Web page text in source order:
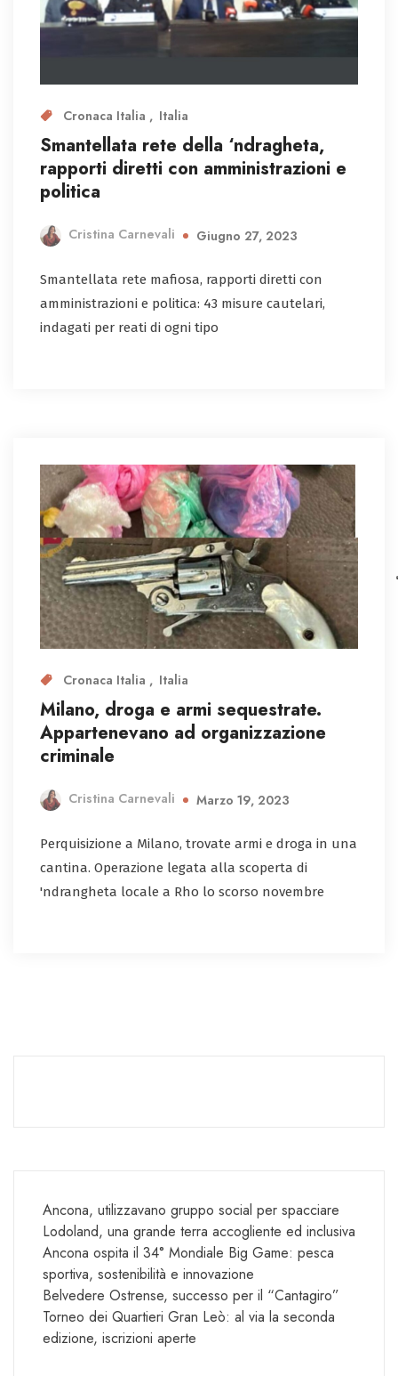
Cronaca Italia Italia
Smantellata rete della ‘ndragheta,
rapporti diretti con amministrazioni e
politica
Cristina Carnevali Giugno 27, 2023
Smantellata rete mafiosa, rapporti diretti con
amministrazioni e politica: 43 misure cautelari,
indagati per reati di ogni tipo
Cronaca Italia Italia
Milano, droga e armi sequestrate.
Appartenevano ad organizzazione
criminale
Cristina Carnevali Marzo 19, 2023
Perquisizione a Milano, trovate armi e droga in una
cantina. Operazione legata alla scoperta di
'ndrangheta locale a Rho lo scorso novembre
Ancona, utilizzavano gruppo social per spacciare
Lodoland, una grande terra accogliente ed inclusiva
Ancona ospita il 34° Mondiale Big Game: pesca
sportiva, sostenibilità e innovazione
Belvedere Ostrense, successo per il “Cantagiro”
Torneo dei Quartieri Gran Leò: al via la seconda
edizione, iscrizioni aperte